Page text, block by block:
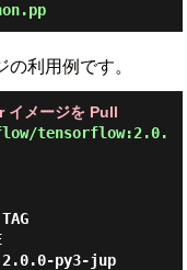
利用例です。
メージを Pull
tensorflow:2.0.
py3-jup